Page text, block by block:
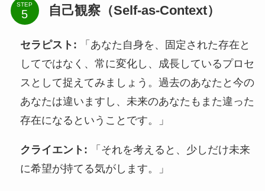
STEP 自己観察（Self-as-Context）
セラピスト: 「あなた自身を、固定された存在と
してではなく、常に変化し、成長しているプロセ
スとして捉えてみましょう。過去のあなたと今の
あなたは違いますし、未来のあなたもまた違った
存在になるということです。」
クライエント: 「それを考えると、少しだけ未来
に希望が持てる気がします。」